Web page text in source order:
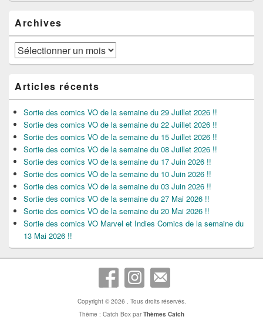
Archives
Archives
Articles récents
Sortie des comics VO de la semaine du 29 Juillet 2026 !!
Sortie des comics VO de la semaine du 22 Juillet 2026 !!
Sortie des comics VO de la semaine du 15 Juillet 2026 !!
Sortie des comics VO de la semaine du 08 Juillet 2026 !!
Sortie des comics VO de la semaine du 17 Juin 2026 !!
Sortie des comics VO de la semaine du 10 Juin 2026 !!
Sortie des comics VO de la semaine du 03 Juin 2026 !!
Sortie des comics VO de la semaine du 27 Mai 2026 !!
Sortie des comics VO de la semaine du 20 Mai 2026 !!
Sortie des comics VO Marvel et Indies Comics de la semaine du
13 Mai 2026 !!
Copyright © 2026 . Tous droits réservés.
Thème : Catch Box parThèmes Catch